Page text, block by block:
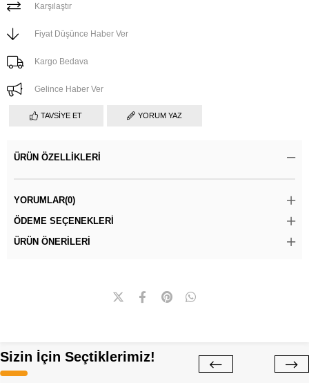
Karşılaştır
Fiyat Düşünce Haber Ver
Kargo Bedava
Gelince Haber Ver
TAVSIYE ET YORUM YAZ
ÜRÜN ÖZELLIKLERI
YORUMLAR(0)
ÖDEME SEÇENEKLERI
ÜRÜN ÖNERILERI
Sizin İçin Seçtiklerimiz!